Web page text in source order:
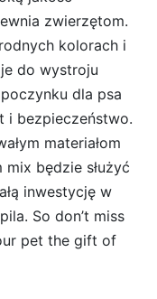
zwierzętom.
kolorach i
do wystroju
dla psa
i bezpieczeństwo.
materiałom
będzie służyć
inwestycję w
So don’t miss
pet the gift of